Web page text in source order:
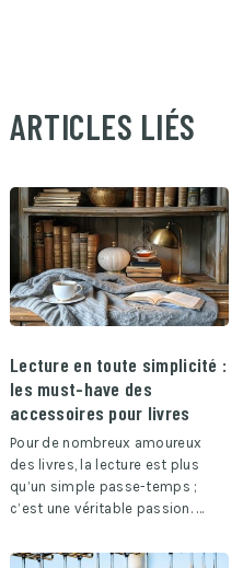
ARTICLES LIÉS
Lecture en toute simplicité :
les must-have des
accessoires pour livres
Pour de nombreux amoureux
des livres, la lecture est plus
qu’un simple passe-temps ;
c’est une véritable passion. …